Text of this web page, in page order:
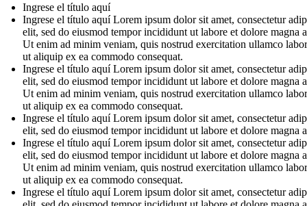
Ingrese el título aquí
Ingrese el título aquí Lorem ipsum dolor sit amet, consectetur
elit, sed do eiusmod tempor incididunt ut labore et dolore magna
Ut enim ad minim veniam, quis nostrud exercitation ullamco
ut aliquip ex ea commodo consequat.
Ingrese el título aquí Lorem ipsum dolor sit amet, consectetur
elit, sed do eiusmod tempor incididunt ut labore et dolore magna
Ut enim ad minim veniam, quis nostrud exercitation ullamco
ut aliquip ex ea commodo consequat.
Ingrese el título aquí Lorem ipsum dolor sit amet, consectetur
elit, sed do eiusmod tempor incididunt ut labore et dolore magna
Ingrese el título aquí Lorem ipsum dolor sit amet, consectetur
elit, sed do eiusmod tempor incididunt ut labore et dolore magna
Ut enim ad minim veniam, quis nostrud exercitation ullamco
ut aliquip ex ea commodo consequat.
Ingrese el título aquí Lorem ipsum dolor sit amet, consectetur